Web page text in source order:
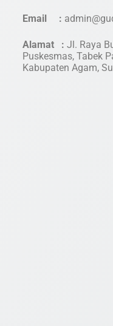
Email :
Alamat : Jl. Raya
Puskesmas, Tabek
Kabupaten Agam,